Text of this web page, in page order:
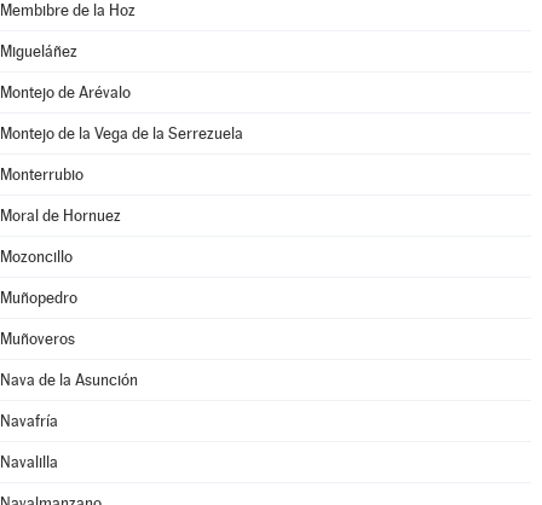
Membibre de la Hoz
Migueláñez
Montejo de Arévalo
Montejo de la Vega de la Serrezuela
Monterrubio
Moral de Hornuez
Mozoncillo
Muñopedro
Muñoveros
Nava de la Asunción
Navafría
Navalilla